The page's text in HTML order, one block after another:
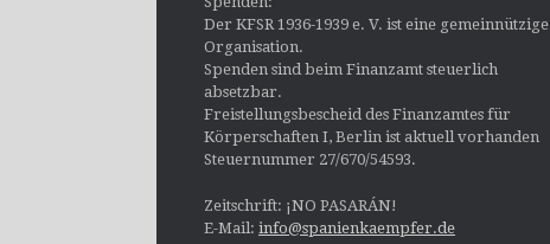
Der KFSR 1936-1939 e. V. ist eine gemeinnützige
Organisation.
Spenden sind beim Finanzamt steuerlich
absetzbar.
Freistellungsbescheid des Finanzamtes für
Körperschaften I, Berlin ist aktuell vorhanden
Steuernummer 27/670/54593.
Zeitschrift: ¡NO PASARÁN!
E-Mail: info@spanienkaempfer.de